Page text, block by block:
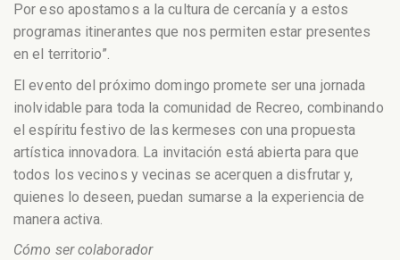
Por eso apostamos a la cultura de cercanía y a estos
programas itinerantes que nos permiten estar presentes
en el territorio”.
El evento del próximo domingo promete ser una jornada
inolvidable para toda la comunidad de Recreo, combinando
el espíritu festivo de las kermeses con una propuesta
artística innovadora. La invitación está abierta para que
todos los vecinos y vecinas se acerquen a disfrutar y,
quienes lo deseen, puedan sumarse a la experiencia de
manera activa.
Cómo ser colaborador